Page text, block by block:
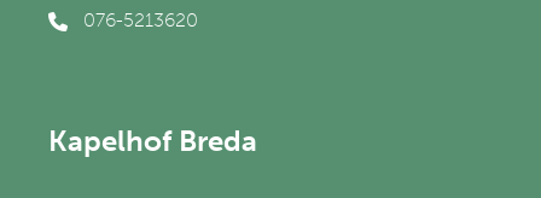
076-5213620
Kapelhof Breda